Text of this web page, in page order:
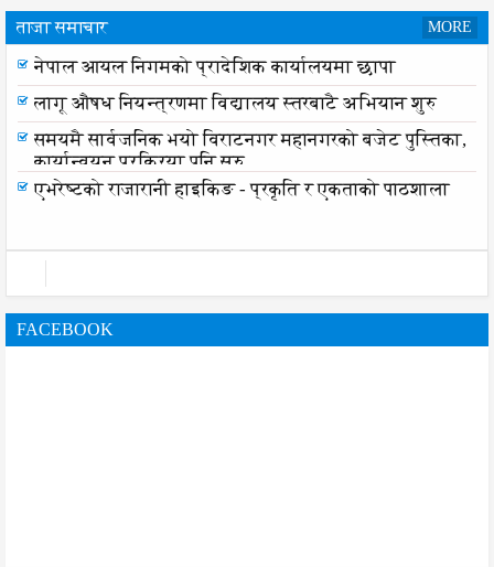
ताजा समाचार MORE
नेपाल आयल निगमको प्रादेशिक कार्यालयमा छापा
लागू औषध नियन्त्रणमा विद्यालय स्तरबाटै अभियान शुरु
समयमै सार्वजनिक भयो विराटनगर महानगरको बजेट पुस्तिका,
कार्यान्वयन प्रक्रिया पनि सुरु
एभरेष्टको राजारानी हाइकिङ - प्रकृति र एकताको पाठशाला
FACEBOOK